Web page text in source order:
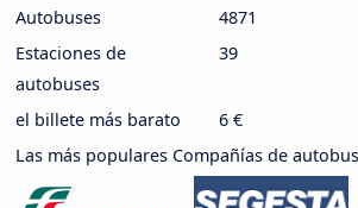
Autobuses
4871
Estaciones de
autobuses
39
el billete más barato
6 €
Las más populares Compañías de